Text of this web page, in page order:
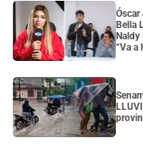
Óscar
Bella
“Va a